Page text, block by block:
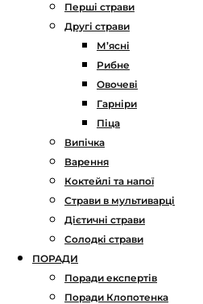
Перші страви
Другі страви
М’ясні
Рибне
Овочеві
Гарніри
Піца
Випічка
Варення
Коктейлі та напої
Страви в мультиварці
Дієтичні страви
Солодкі страви
ПОРАДИ
Поради експертів
Поради Клопотенка